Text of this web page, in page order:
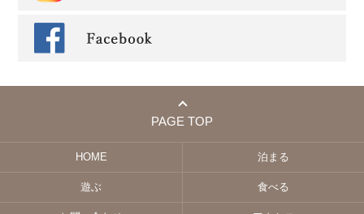
PAGE TOP
HOME 泊まる
遊ぶ 食べる